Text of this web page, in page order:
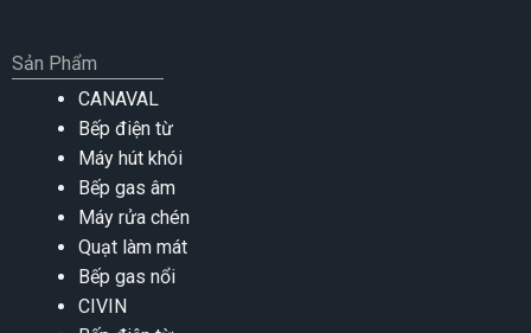
Sản Phẩm
CANAVAL
Bếp điện từ
Máy hút khói
Bếp gas âm
Máy rửa chén
Quạt làm mát
Bếp gas nổi
CIVIN